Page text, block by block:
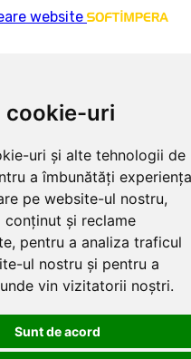
cookie-uri
uri și alte tehnologii de
a îmbunătăți
pe website-ul nostru,
conținut și reclame
pentru a analiza traficul
ul nostru și pentru a
vin vizitatorii noștri.
Sunt de acord
website